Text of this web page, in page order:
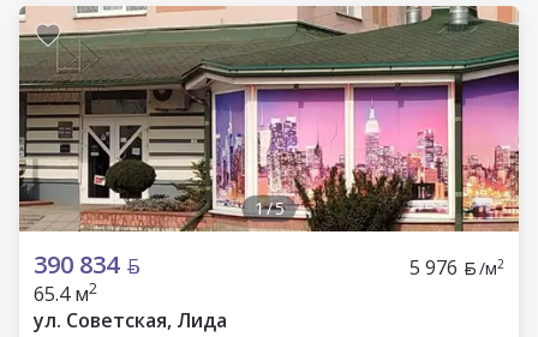
1/5
390 834 5 976 /м2
65.4 м2
ул. Советская, Лида